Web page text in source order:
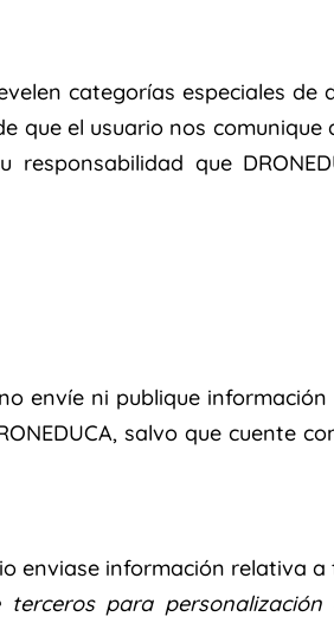
categorías especiales
que el usuario nos
que
envíe ni publique
salvo que cuente
enviase información relativa
para personalización